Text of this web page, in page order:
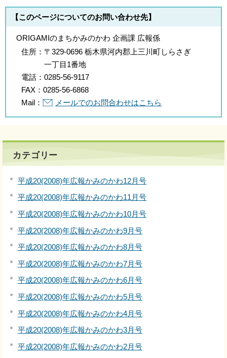
【このページについてのお問い合わせ先】
ORIGAMIのまちかみのかわ 企画課 広報係
住所： 〒329-0696 栃木県河内郡上三川町しらさぎ
一丁目1番地
電話： 0285-56-9117
FAX： 0285-56-6868
Mail：
メールでのお問合わせはこちら
カテゴリー
平成20(2008)年広報かみのかわ12月号
平成20(2008)年広報かみのかわ11月号
平成20(2008)年広報かみのかわ10月号
平成20(2008)年広報かみのかわ9月号
平成20(2008)年広報かみのかわ8月号
平成20(2008)年広報かみのかわ7月号
平成20(2008)年広報かみのかわ6月号
平成20(2008)年広報かみのかわ5月号
平成20(2008)年広報かみのかわ4月号
平成20(2008)年広報かみのかわ3月号
平成20(2008)年広報かみのかわ2月号